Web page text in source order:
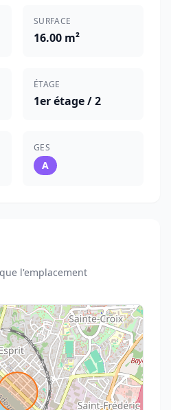
SURFACE
16.00 m²
ÉTAGE
1er étage / 2
GES
A
l'emplacement